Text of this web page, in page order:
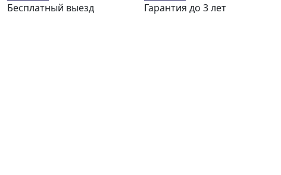
Бесплатный выезд Гарантия до 3 лет